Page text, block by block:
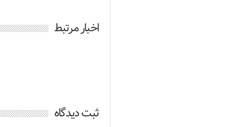
اخبار مرتبط
ثبت دیدگاه